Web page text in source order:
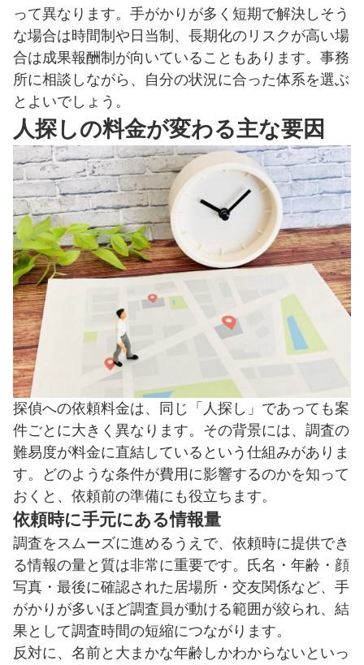
って異なります。手がかりが多く短期で解決しそう
な場合は時間制や日当制、長期化のリスクが高い場
合は成果報酬制が向いていることもあります。事務
所に相談しながら、自分の状況に合った体系を選ぶ
とよいでしょう。
人探しの料金が変わる主な要因
探偵への依頼料金は、同じ「人探し」であっても案
件ごとに大きく異なります。その背景には、調査の
難易度が料金に直結しているという仕組みがありま
す。どのような条件が費用に影響するのかを知って
おくと、依頼前の準備にも役立ちます。
依頼時に手元にある情報量
調査をスムーズに進めるうえで、依頼時に提供でき
る情報の量と質は非常に重要です。氏名・年齢・顔
写真・最後に確認された居場所・交友関係など、手
がかりが多いほど調査員が動ける範囲が絞られ、結
果として調査時間の短縮につながります。
反対に、名前と大まかな年齢しかわからないといっ